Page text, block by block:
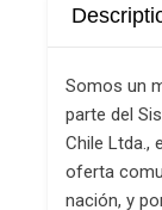
Somos un
parte del
Chile Ltda.,
oferta
nación, y